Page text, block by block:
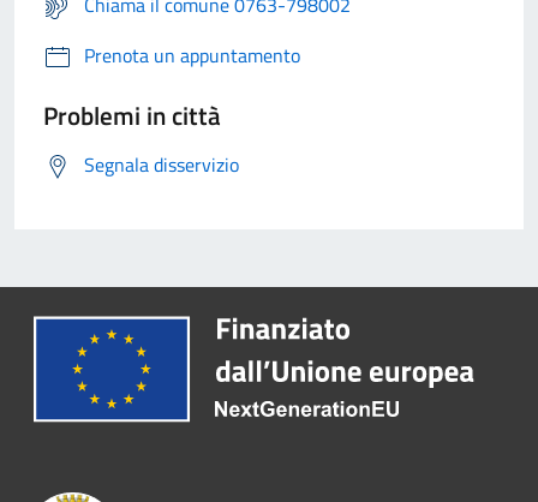
Prenota un appuntamento
Problemi in città
Segnala disservizio